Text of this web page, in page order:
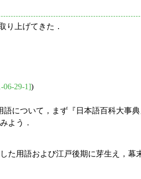
り上げてきた．
06-29-1])
について，まず『日本語百科大事
よう．
用語および江戸後期に芽生え，幕